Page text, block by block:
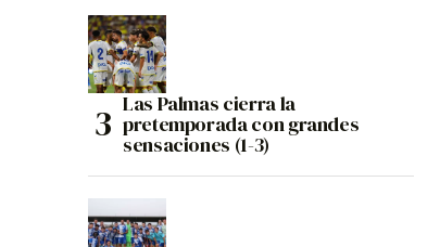
Las Palmas cierra la
pretemporada con grandes
sensaciones (1-3)